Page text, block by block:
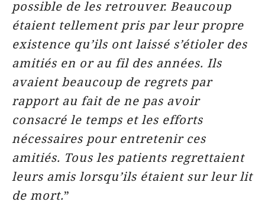
possible de les retrouver. Beaucoup
étaient tellement pris par leur propre
existence qu’ils ont laissé s’étioler des
amitiés en or au fil des années. Ils
avaient beaucoup de regrets par
rapport au fait de ne pas avoir
consacré le temps et les efforts
nécessaires pour entretenir ces
amitiés. Tous les patients regrettaient
leurs amis lorsqu’ils étaient sur leur lit
de mort.”